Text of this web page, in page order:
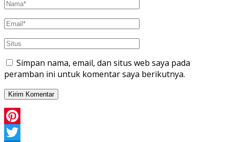
Simpan nama, email, dan situs web saya pada
peramban ini untuk komentar saya berikutnya.
Pinterest